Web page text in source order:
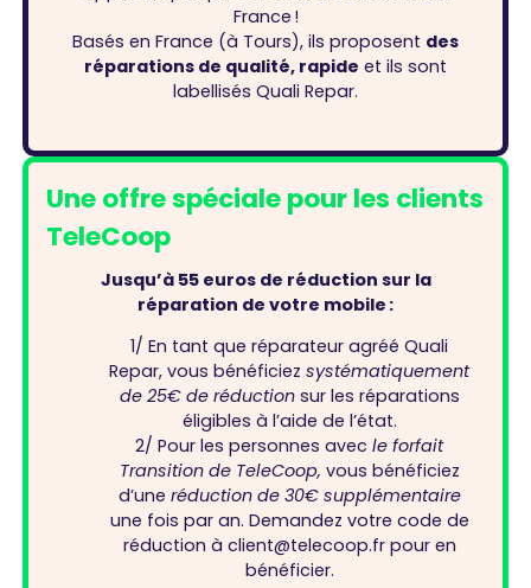
France !
Basés en France (à Tours), ils proposent des
réparations de qualité, rapide et ils sont
labellisés Quali Repar.
Une offre spéciale pour les clients
TeleCoop
Jusqu’à 55 euros de réduction sur la
réparation de votre mobile :
1/ En tant que réparateur agréé Quali
Repar, vous bénéficiez systématiquement
de 25€ de réductionsur les réparations
éligibles à l’aide de l’état.
2/ Pour les personnes avec le forfait
Transition de TeleCoop, vous bénéficiez
d’une réduction de 30€ supplémentaire
une fois par an. Demandez votre code de
réduction à client@telecoop.fr pour en
bénéficier.